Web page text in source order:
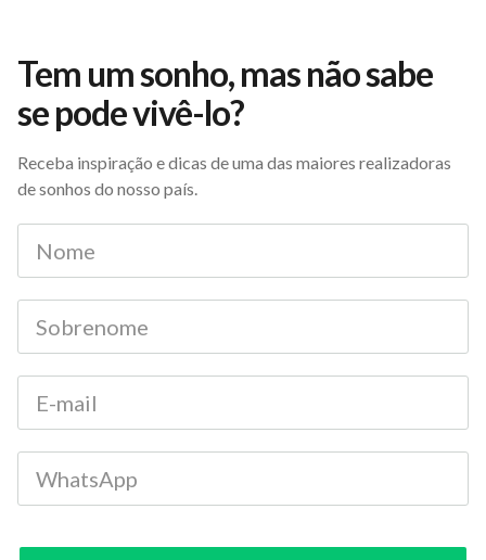
Tem um sonho, mas não sabe
se pode vivê-lo?
Receba inspiração e dicas de uma das maiores realizadoras
de sonhos do nosso país.